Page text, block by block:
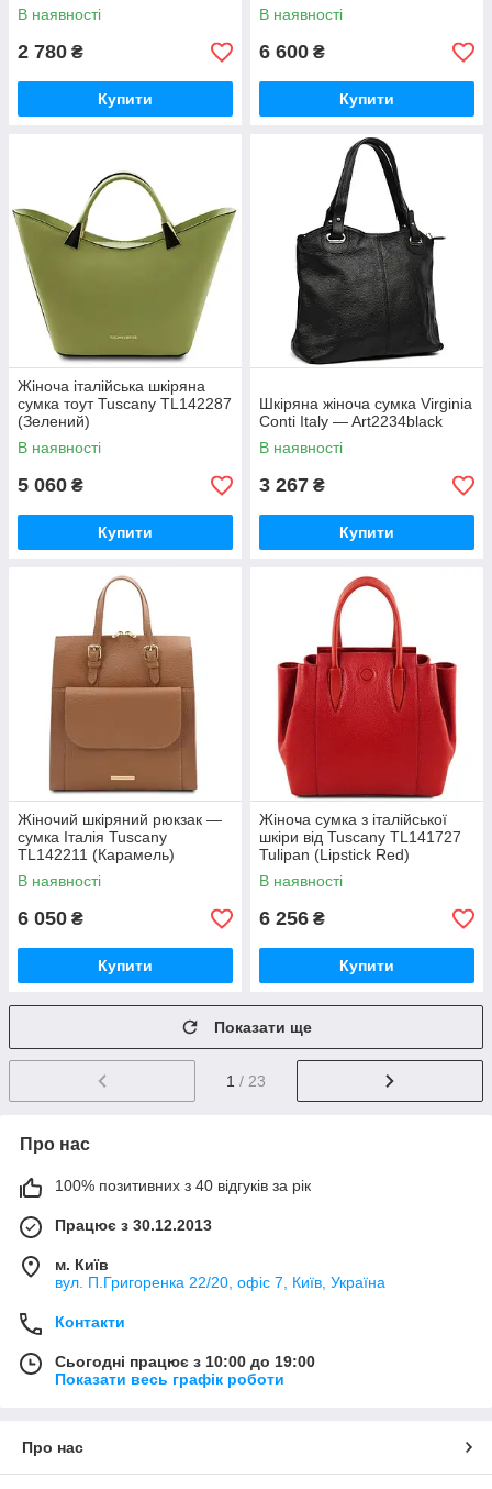
В наявності
2 780 ₴
Купити
В наявності
6 600 ₴
Купити
Жіноча італійська шкіряна
сумка тоут Tuscany TL142287
(Зелений)
В наявності
5 060 ₴
Купити
Шкіряна жіноча сумка Virginia
Conti Italy — Art2234black
В наявності
3 267 ₴
Купити
Жіночий шкіряний рюкзак —
сумка Італія Tuscany
TL142211 (Карамель)
В наявності
6 050 ₴
Купити
Жіноча сумка з італійської
шкіри від Tuscany TL141727
Tulipan (Lipstick Red)
В наявності
6 256 ₴
Купити
Показати ще
1 / 23
Про нас
100% позитивних з 40 відгуків за рік
Працює з 30.12.2013
м. Київ
вул. П.Григоренка 22/20, офіс 7, Київ, Україна
Контакти
Сьогодні працює з 10:00 до 19:00
Показати весь графік роботи
Про нас